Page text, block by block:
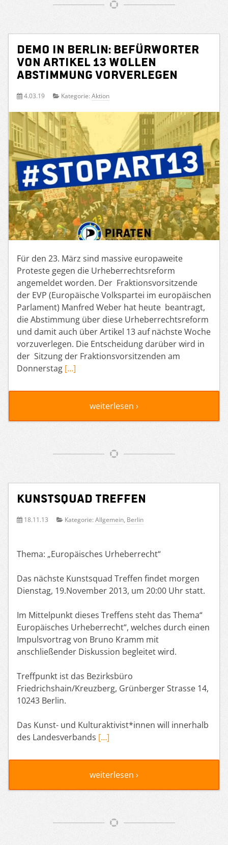
Demo in Berlin: Befürworter
von Artikel 13 wollen
Abstimmung vorverlegen
4.03.19 Kategorie: Aktion
Für den 23. März sind massive europaweite
Proteste gegen die Urheberrechtsreform
angemeldet worden. Der Fraktionsvorsitzende
der EVP (Europäische Volkspartei im europäischen
Parlament) Manfred Weber hat heute beantragt,
die Abstimmung über diese Urheberrechtsreform
und damit auch über Artikel 13 auf nächste Woche
vorzuverlegen. Die Entscheidung darüber wird in
der Sitzung der Fraktionsvorsitzenden am
Donnerstag […]
weiterlesen ›
Kunstsquad Treffen
18.11.13 Kategorie: Allgemein, Berlin
Thema: „Europäisches Urheberrecht“
Das nächste Kunstsquad Treffen findet morgen
Dienstag, 19.November 2013, um 20:00 Uhr statt.
Im Mittelpunkt dieses Treffens steht das Thema“
Europäisches Urheberrecht“, welches durch einen
Impulsvortrag von Bruno Kramm mit
anschließender Diskussion begleitet wird.
Treffpunkt ist das Bezirksbüro
Friedrichshain/Kreuzberg, Grünberger Strasse 14,
10243 Berlin.
Das Kunst- und Kulturaktivist*innen will innerhalb
des Landesverbands […]
weiterlesen ›